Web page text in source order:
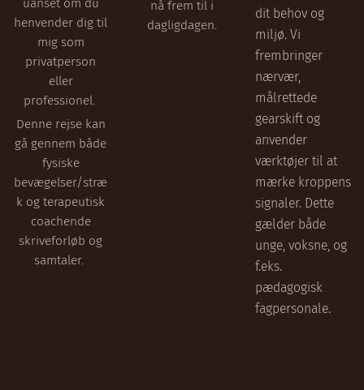
henvender dig til
mig som
privatperson
eller
professionel.
Denne rejse kan
gå gennem både
fysiske
bevægelser/stræ
k og terapeutisk
coachende
skriveforløb og
samtaler.
nå frem til i
dagligdagen.
dit behov og
miljø. Vi
frembringer
nærvær,
målrettede
gearskift og
anvender
værktøjer til at
mærke kroppens
signaler. Dette
gælder både
unge, voksne, og
f.eks.
pædagogisk
fagpersonale.